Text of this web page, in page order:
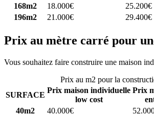
168m2
18.000€ 25.200€
196m2
21.000€ 29.400€
Prix au mètre carré pour
Vous souhaitez faire construire une maison
Prix au m2 pour la
SURFACE
Prix maison individuelle
low cost
Prix
40m2
40.000€